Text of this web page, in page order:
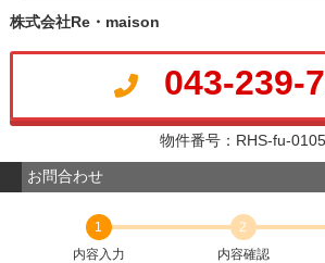
株式会社Re・maison
043-239-
物件番号：RHS-fu-0105
お問合わせ
1
内容入力
2
内容確認